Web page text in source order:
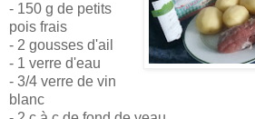
- 150 g de petits
pois frais
- 2 gousses d'ail
- 1 verre d'eau
- 3/4 verre de vin
blanc